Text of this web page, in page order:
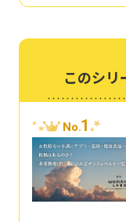
このシリ
No.1